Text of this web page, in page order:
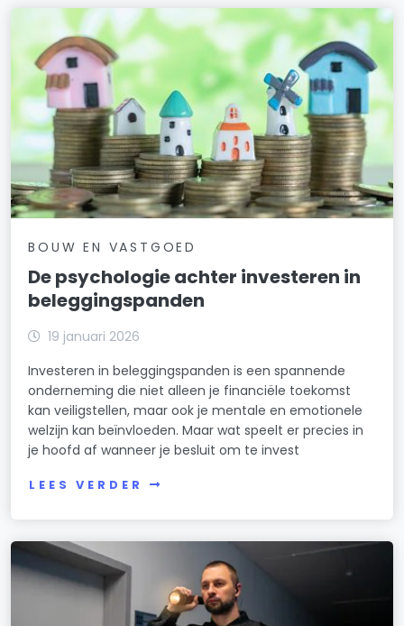
BOUW EN VASTGOED
De psychologie achter investeren in
beleggingspanden
19 januari 2026
Investeren in beleggingspanden is een spannende
onderneming die niet alleen je financiële toekomst
kan veiligstellen, maar ook je mentale en emotionele
welzijn kan beïnvloeden. Maar wat speelt er precies in
je hoofd af wanneer je besluit om te invest
LEES VERDER